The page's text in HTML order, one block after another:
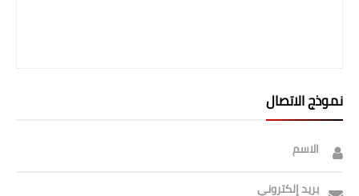
نموذج الاتصال
الاسم
بريد إلكتروني